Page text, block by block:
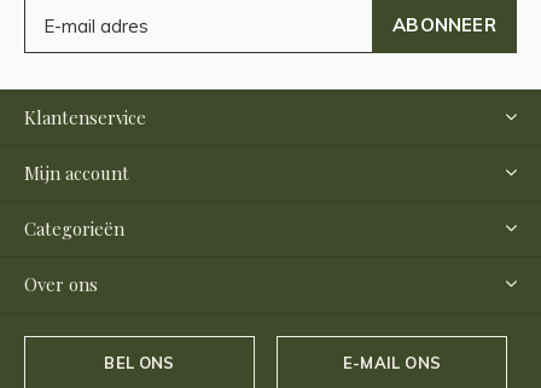
ABONNEER
Klantenservice
Mijn account
Categorieën
Over ons
BEL ONS E-MAIL ONS